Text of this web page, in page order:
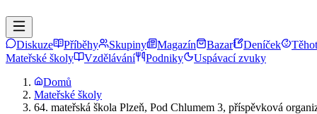
Diskuze Příběhy Skupiny Magazín Bazar Deníček
Mateřské školy
Vzdělávání Podniky
Uspávací zvuky
Domů
Mateřské školy
64. mateřská škola Plzeň, Pod Chlumem 3, příspěvková